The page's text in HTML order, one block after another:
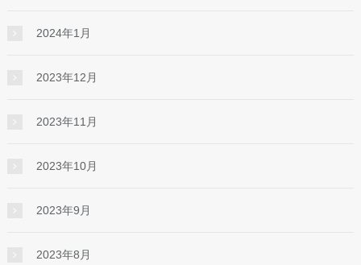
2024年1月
2023年12月
2023年11月
2023年10月
2023年9月
2023年8月